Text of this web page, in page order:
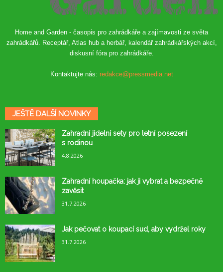
Home and Garden - časopis pro zahrádkáře a zajímavosti ze světa
zahrádkářů. Receptář, Atlas hub a herbář, kalendář zahrádkářských akcí,
diskusní fóra pro zahrádkáře.
Kontaktujte nás: redakce@pressmedia.net
JEŠTĚ DALŠÍ NOVINKY
Zahradní jídelní sety pro letní posezení
s rodinou
4.8.2026
Zahradní houpačka: jak ji vybrat a bezpečně
zavěsit
31.7.2026
Jak pečovat o koupací sud, aby vydržel roky
31.7.2026